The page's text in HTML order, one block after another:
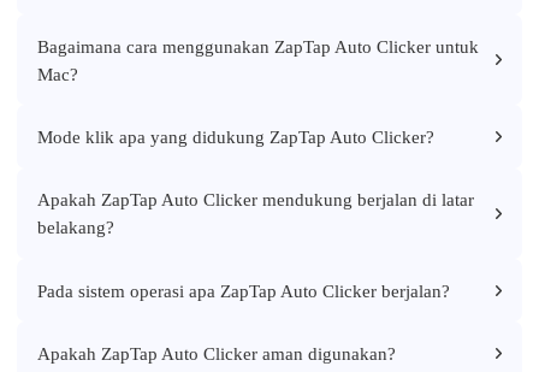
Bagaimana cara menggunakan ZapTap Auto Clicker untuk
Mac?
Mode klik apa yang didukung ZapTap Auto Clicker?
Apakah ZapTap Auto Clicker mendukung berjalan di latar
belakang?
Pada sistem operasi apa ZapTap Auto Clicker berjalan?
Apakah ZapTap Auto Clicker aman digunakan?